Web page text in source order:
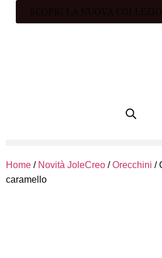
Home / Novità JoleCreo /Orecchini /
caramello